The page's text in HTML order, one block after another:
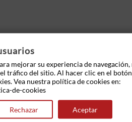
mejorar su experiencia de
tráfico del sitio. Al hacer clic en el
Vea nuestra política de cookies en:
de-cookies
Rechazar Aceptar